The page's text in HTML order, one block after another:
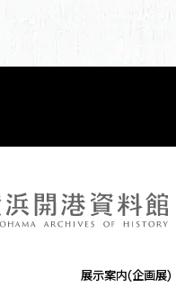
展示案内(企画展)